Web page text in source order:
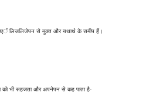
लिजलिजेपन से मुक्त और यथार्थ के समीप हैं।
को भी सहजता और अपनेपन से कह पाता है-